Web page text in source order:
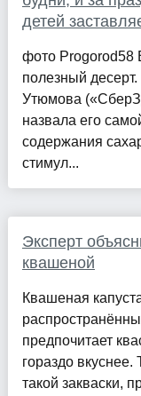
детей
фото Progorod58
полезный
Утюмова
назвала его
содержания
стимул...
Эксперт
квашеной
Квашеная
предпочитает
гораздо
такой закваски,